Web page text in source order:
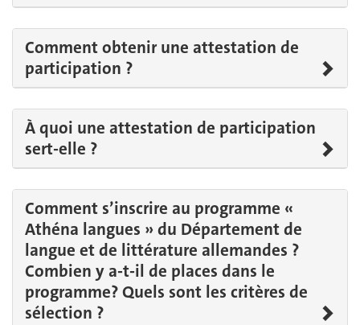
Comment obtenir une attestation de
participation ?
À quoi une attestation de participation
sert-elle ?
Comment s’inscrire au programme «
Athéna langues » du Département de
langue et de littérature allemandes ?
Combien y a-t-il de places dans le
programme? Quels sont les critères de
sélection ?